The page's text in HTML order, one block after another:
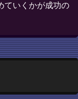
ていくかが成功の